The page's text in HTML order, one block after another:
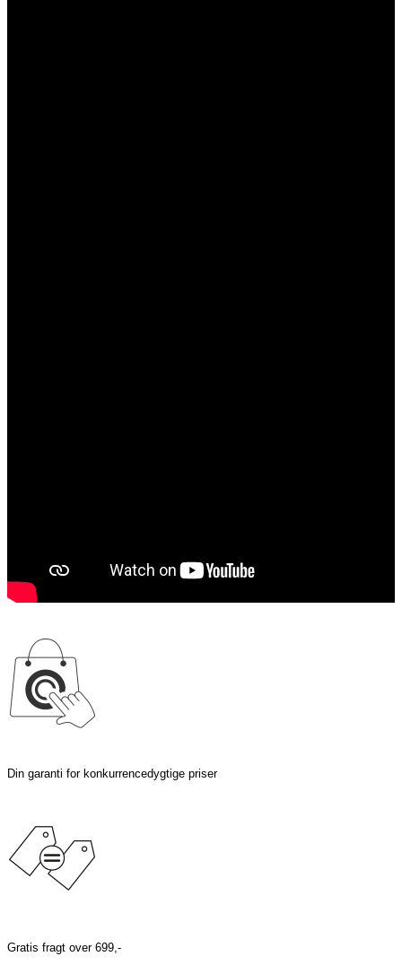
Din garanti for konkurrencedygtige priser
Gratis fragt over 699,-